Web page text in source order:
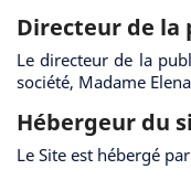
Directeur de la
Le directeur de la
société, Madame
Hébergeur du
Le Site est hébergé